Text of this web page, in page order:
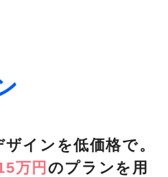
インを低価格で。
万円 のプランを用